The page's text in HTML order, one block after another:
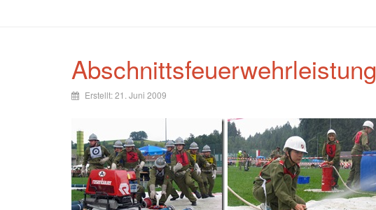
Erstellt: 21. Juni 2009